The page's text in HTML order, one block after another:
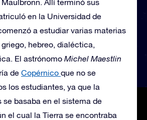
Allí terminó sus
en la Universidad de
a estudiar varias materias
hebreo, dialéctica,
El astrónomo Michel Maestlin
de Copérnico que no se
los estudiantes, ya que la
se basaba en el sistema de
el cual la Tierra se encontraba